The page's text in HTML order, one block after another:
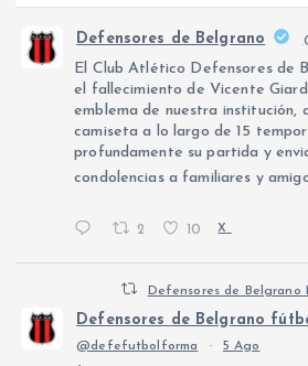
Defensores de Belgrano
El Club Atlético Defensores de
el fallecimiento de Vicente
emblema de nuestra institución,
camiseta a lo largo de 15
profundamente su partida y
condolencias a familiares y
2 10 X
Defensores de Belgrano
Defensores de Belgrano
@defefutbolforma · 5 Ago